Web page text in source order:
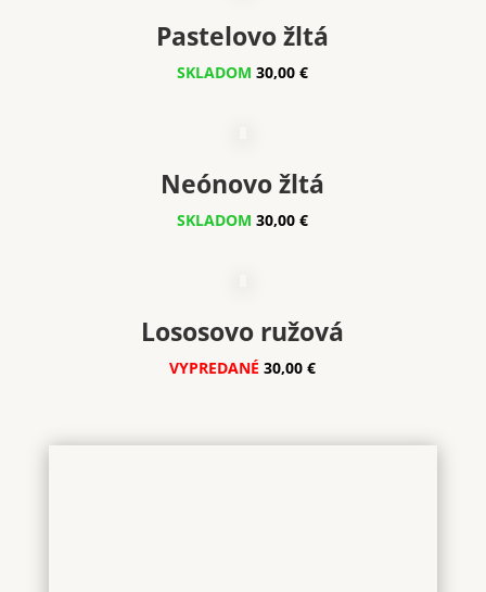
Pastelovo žltá
SKLADOM30,00 €
Neónovo žltá
SKLADOM 30,00 €
Lososovo ružová
VYPREDANÉ 30,00 €